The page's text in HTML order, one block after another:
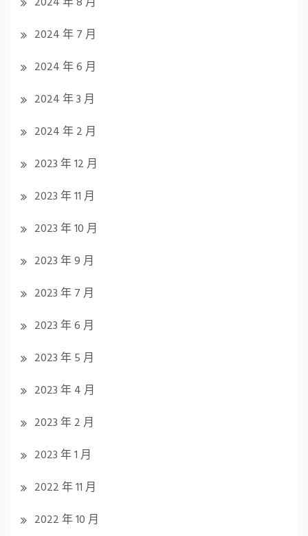
2024 年 7 月
2024 年 6 月
2024 年 3 月
2024 年 2 月
2023 年 12 月
2023 年 11 月
2023 年 10 月
2023 年 9 月
2023 年 7 月
2023 年 6 月
2023 年 5 月
2023 年 4 月
2023 年 2 月
2023 年 1 月
2022 年 11 月
2022 年 10 月